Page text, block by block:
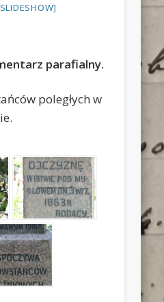
parafialny.
poległych w